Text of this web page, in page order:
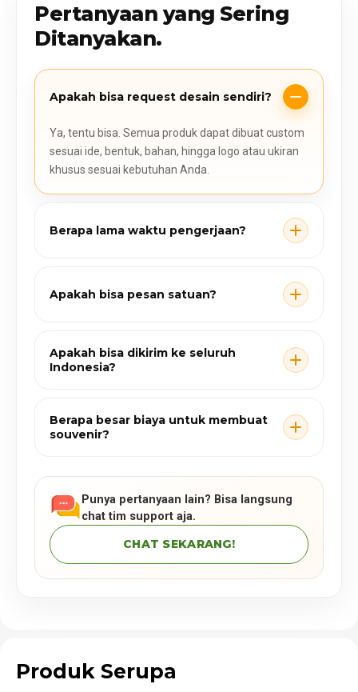
Pertanyaan yang Sering
Ditanyakan.
Apakah bisa request desain sendiri?
Ya, tentu bisa. Semua produk dapat dibuat custom
sesuai ide, bentuk, bahan, hingga logo atau ukiran
khusus sesuai kebutuhan Anda.
Berapa lama waktu pengerjaan?
Apakah bisa pesan satuan?
Apakah bisa dikirim ke seluruh
Indonesia?
Berapa besar biaya untuk membuat
souvenir?
Punya pertanyaan lain? Bisa langsung
chat tim support aja.
CHAT SEKARANG!
Produk Serupa